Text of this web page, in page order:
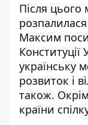
Після цього
Максим
українську
розвиток і
також.
країни